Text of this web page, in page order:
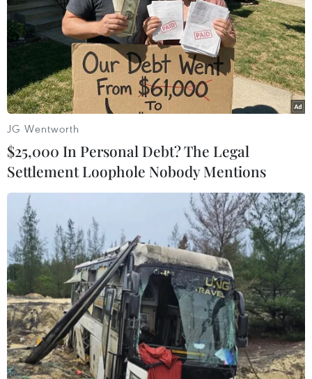
quán càphê uy tín của Việt Nam tổ chức Cuộc thi
VietPresso 2019. Lần đầu tiên tổ chức, cuộc thi
hướng đến góp phần nâng tầm giá trị thương
hiệu càphê Việt và xuất khẩu càphê giá trị cao./.
(TTXVN/Vietnam+)
#Bộ Công Thương
#Công nghiệp thực phẩm
JG Wentworth
$25,000 In Personal Debt? The Legal
Settlement Loophole Nobody Mentions